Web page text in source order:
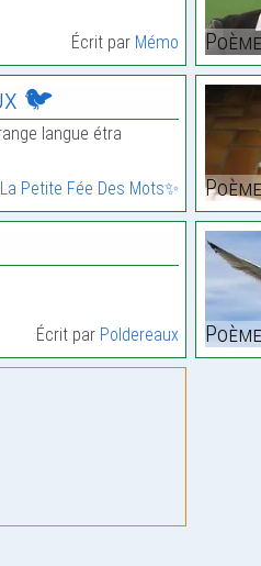
Écrit par Mémo
🐦
langue étra
Petite Fée Des Mots✨
Écrit par Poldereaux